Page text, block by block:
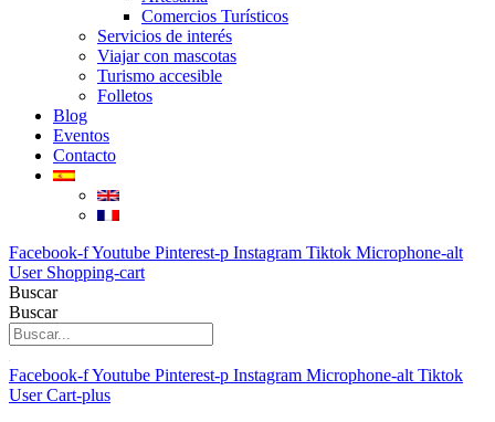
Comercios Turísticos
Servicios de interés
Viajar con mascotas
Turismo accesible
Folletos
Blog
Eventos
Contacto
Facebook-fYoutube Pinterest-p Instagram Tiktok Microphone-alt
User Shopping-cart
Buscar
Buscar
Facebook-fYoutube Pinterest-p Instagram Microphone-alt Tiktok
User Cart-plus